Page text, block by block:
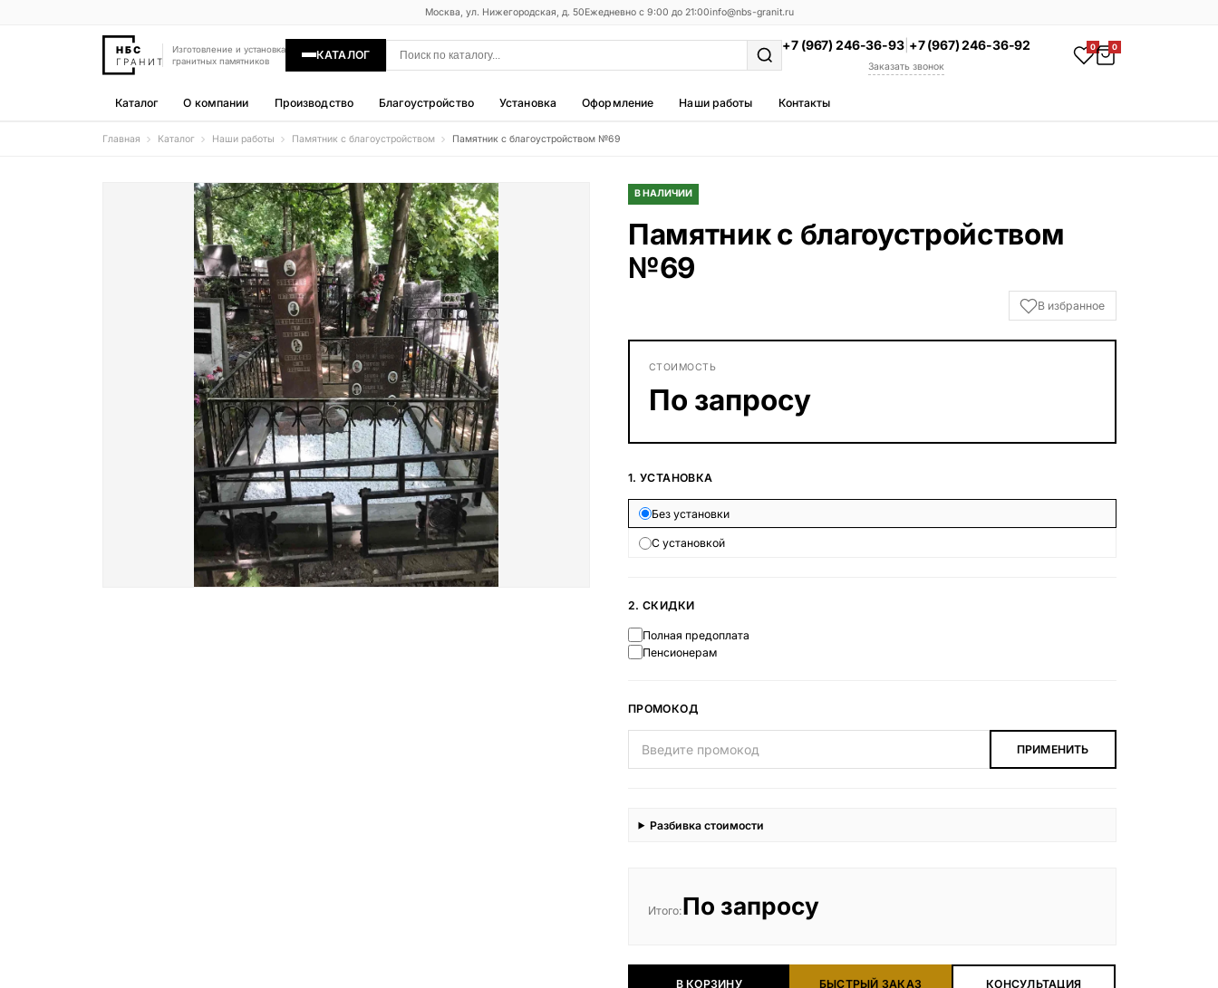
Москва, ул. Нижегородская, д. 50Ежедневно с 9:00 до 21:00info@nbs-granit.ru
Изготовление и установка
гранитных памятников
КАТАЛОГ
+7 (967) 246-36-93| +7 (967) 246-36-92
Заказать звонок
0 0
Каталог О компании Производство Благоустройство Установка Оформление Наши работы Контакты
Гравировка
77 моделей
Надгробные плиты
30 моделей
Благоустройство
Гранитные ограды
15 моделей
Гранитные цветники
7 моделей
Вазы и лампады
24 модели
УСЛУГИ
ВЕСЬ КАТАЛОГ
Главная Каталог Наши работы Памятник с благоустройством Памятник с благоустройством №69
В НАЛИЧИИ
Памятник с благоустройством
№69
В избранное
СТОИМОСТЬ
По запросу
1. УСТАНОВКА
Без установки
С установкой
2. СКИДКИ
Полная предоплата
Пенсионерам
ПРОМОКОД
ПРИМЕНИТЬ
Разбивка стоимости
Итого:По запросу
В КОРЗИНУ БЫСТРЫЙ ЗАКАЗ КОНСУЛЬТАЦИЯ